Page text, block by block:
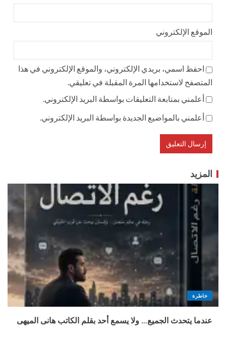
الموقع الإلكتروني
احفظ اسمي، بريدي الإلكتروني، والموقع الإلكتروني في هذا
المتصفح لاستخدامها المرة المقبلة في تعليقي.
أعلمني بمتابعة التعليقات بواسطة البريد الإلكتروني.
أعلمني بالمواضيع الجديدة بواسطة البريد الإلكتروني.
المزيد
خاطرة
عندما يتحدث الجميع… ولا يسمع أحد بقلم الكاتب هانى الميهى